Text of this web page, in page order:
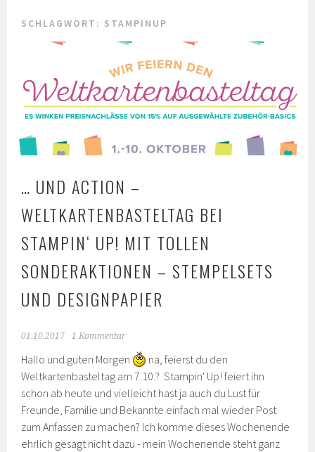
SCHLAGWORT: STAMPINUP
… UND ACTION –
WELTKARTENBASTELTAG BEI
STAMPIN‘ UP! MIT TOLLEN
SONDERAKTIONEN – STEMPELSETS
UND DESIGNPAPIER
01.10.2017 1 Kommentar
Hallo und guten Morgen
Weltkartenbasteltag am 7.10.? Stampin' Up! feiert ihn
schon ab heute und vielleicht hast ja auch du Lust für
Freunde, Familie und Bekannte einfach mal wieder Post
zum Anfassen zu machen? Ich komme dieses Wochenende
ehrlich gesagt nicht dazu - mein Wochenende steht ganz